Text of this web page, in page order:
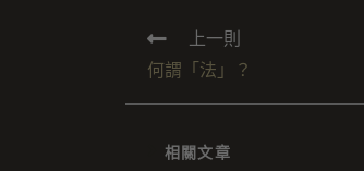
上一則
何謂「法」？
相關文章